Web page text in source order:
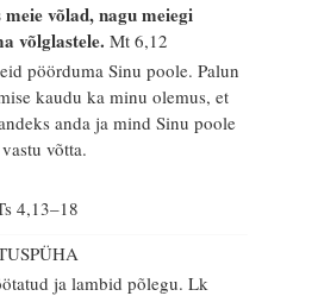
võlad, nagu meiegi
võlglastele.Mt 6,12
pöörduma Sinu poole. Palun
kaudu ka minu olemus, et
anda ja mind Sinu poole
võtta.
4,13–18
ja lambid põlegu.Lk